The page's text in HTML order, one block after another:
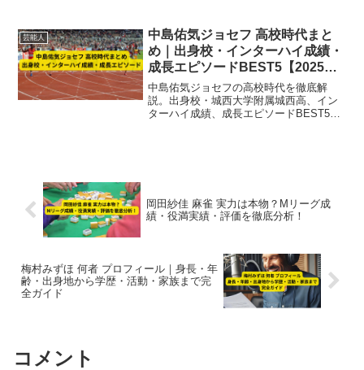
芸能人
中島佑気ジョセフ 高校時代まと
め｜出身校・インターハイ成績・
成長エピソードBEST5【2025最
新】
中島佑気ジョセフの高校時代を徹底解
説。出身校・城西大学附属城西高、イン
ターハイ成績、成長エピソードBEST5を
岡田紗佳 麻雀 実力は本物？Mリーグ成
績・役満実績・評価を徹底分析！
梅村みずほ 何者 プロフィール｜身長・年
齢・出身地から学歴・活動・家族まで完
全ガイド
コメント